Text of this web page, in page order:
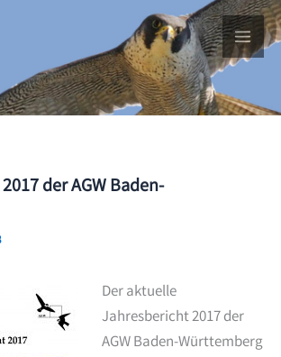
der AGW Baden-
Der aktuelle
Jahresbericht 2017 der
AGW Baden-Württemberg